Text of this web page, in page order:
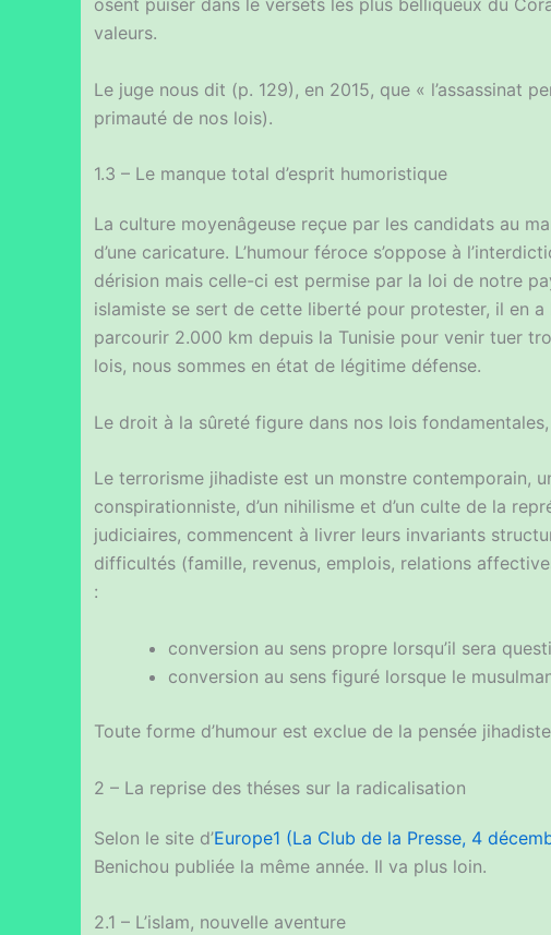
osent puiser dans le versets les plus belliqueux du
valeurs.
Le juge nous dit (p. 129), en 2015, que « l’assassinat
primauté de nos lois).
1.3 – Le manque total d’esprit humoristique
La culture moyenâgeuse reçue par les candidats au
d’une caricature. L’humour féroce s’oppose à
dérision mais celle-ci est permise par la loi de notre
islamiste se sert de cette liberté pour protester, il en
parcourir 2.000 km depuis la Tunisie pour venir tuer
lois, nous sommes en état de légitime défense.
Le droit à la sûreté figure dans nos lois
Le terrorisme jihadiste est un monstre contemporain,
conspirationniste, d’un nihilisme et d’un culte de la
judiciaires, commencent à livrer leurs invariants
difficultés (famille, revenus, emplois, relations
:
conversion au sens propre lorsqu’il sera
conversion au sens figuré lorsque le
Toute forme d’humour est exclue de la pensée
2 – La reprise des théses sur la radicalisation
Selon le site d’Europe1 (La Club de la Presse, 4
Benichou publiée la même année. Il va plus loin.
2.1 – L’islam, nouvelle aventure